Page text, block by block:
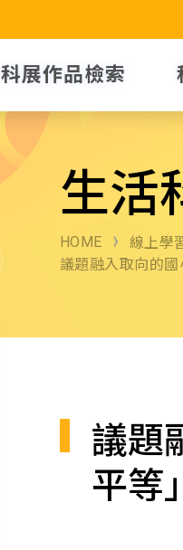
科展作品檢索
生活
HOME 線上學
議題融入取向的
議題
平等